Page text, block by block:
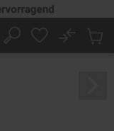
Suche
No